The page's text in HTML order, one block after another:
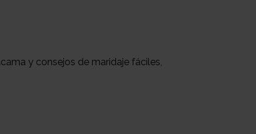
y consejos de maridaje fáciles,